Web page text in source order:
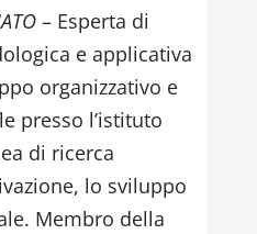
– Esperta di
e applicativa
organizzativo e
presso l’istituto
di ricerca
lo sviluppo
Membro della